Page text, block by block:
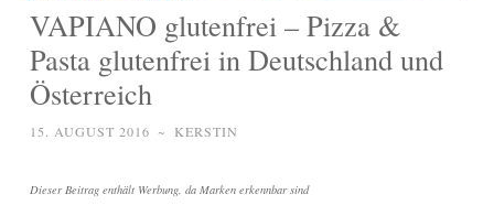
VAPIANO glutenfrei – Pizza &
Pasta glutenfrei in Deutschland und
Österreich
15. AUGUST 2016 ~ KERSTIN
Dieser Beitrag enthält Werbung, da Marken erkennbar sind